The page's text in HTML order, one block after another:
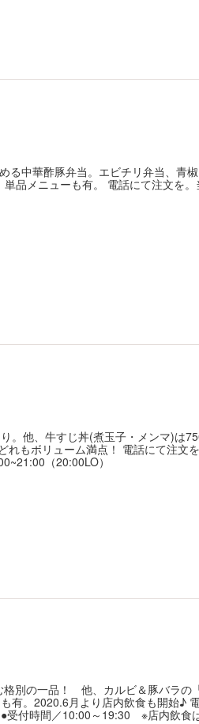
る中華酢豚弁当。エビチリ弁当、青
品メニューも有。 電話にて注文を
。他、牛すじ丼(煮玉子・メンマ)は
れもボリューム満点！ 電話にて注文
（20:00LO）
別の一品！ 他、カルビ＆豚バラの
有。2020.6月より店内飲食も開始♪
付時間／10:00～19:30 ※店内飲食